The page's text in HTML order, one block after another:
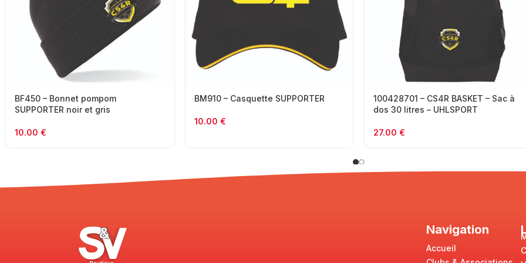
BF450 – Bonnet pompom
SUPPORTER noir et gris
10.00 €
BM910 – Casquette SUPPORTER
10.00 €
100428701 – CS4R BASKET – Sac à
dos 30 litres – UHLSPORT
27.00 €
Navigation
Accueil